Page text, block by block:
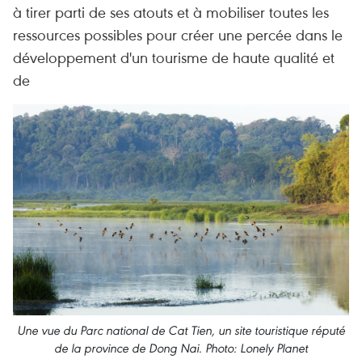
à tirer parti de ses atouts et à mobiliser toutes les
ressources possibles pour créer une percée dans le
développement d'un tourisme de haute qualité et
de
Une vue du Parc national de Cat Tien, un site touristique réputé
de la province de Dong Nai. Photo: Lonely Planet